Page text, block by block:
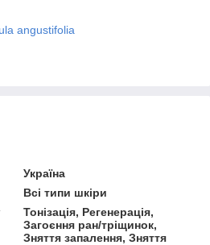
angustifolia
Україна
Всі типи шкіри
Тонізація, Регенерація,
Загоєння ран/тріщинок,
Зняття запалення, Зняття